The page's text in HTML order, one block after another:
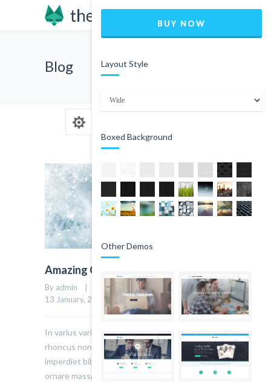
Blog
Amazing Classic Post
By admin    |    Uncategorized    | 1 comment
    |
13 January, 2015    |
2
In varius varius justo, eget ultrices mauris
rhoncus non. Morbi tristique, mauris eu
imperdiet bibendum, velit diam iaculis velit, in
ornare massa enim at lorem. Etiam risus diam,
BUY NOW
Layout Style
Boxed Background
Other Demos